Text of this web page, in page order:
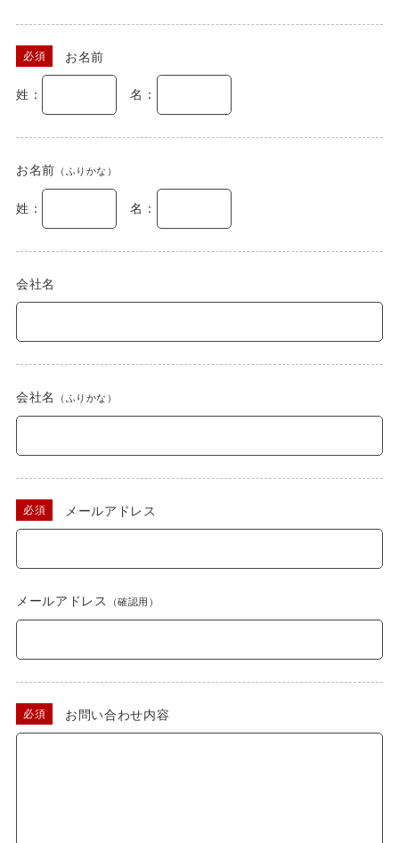
お名前
姓： 名：
お名前 （ふりかな）
姓： 名：
会社名
会社名 （ふりかな）
メールアドレス
メールアドレス （確認用）
お問い合わせ内容